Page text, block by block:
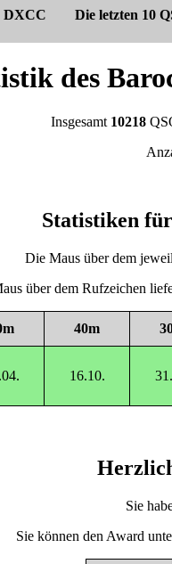
DXCC Die letzten 10
des
Insgesamt 10218
Statistiken
Die Maus über dem
über dem Rufzeichen
40m
16.10.
Sie
Sie können den Award